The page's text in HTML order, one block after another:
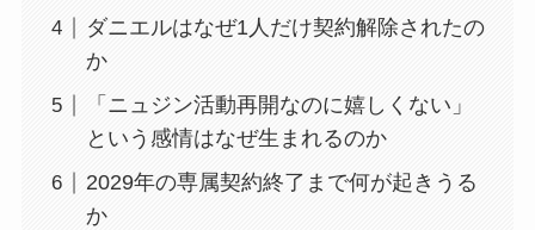
ダニエルはなぜ1人だけ契約解除されたの
か
「ニュジン活動再開なのに嬉しくない」
という感情はなぜ生まれるのか
2029年の専属契約終了まで何が起きうる
か